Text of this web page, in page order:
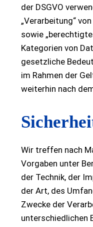
der DSGVO
„Verarbeitung“
sowie
Kategorien von
gesetzliche
im Rahmen der
weiterhin nach
Wir treffen nach
Vorgaben unter
der Technik, der
der Art, des
Zwecke der
unterschiedlichen